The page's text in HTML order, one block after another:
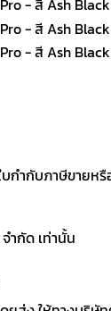
ำกับภาษีขายหรื
ำกัด เท่านั้น